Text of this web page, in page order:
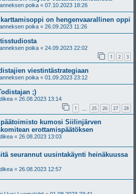
poika « 07.10.2023 18:26
on hengenvaarallinen oppi
poika « 26.09.2023 11:26
poika « 24.09.2023 22:02
1 2 3
viestintästrategiaan
poika « 01.09.2023 23:12
;)
« 26.08.2023 13:14
1 25 26 27 28
kumosi Siilinjärven
erottamispäätöksen
« 26.08.2023 13:03
seurannut uusintakäynti heinäkuussa
« 26.08.2023 12:57